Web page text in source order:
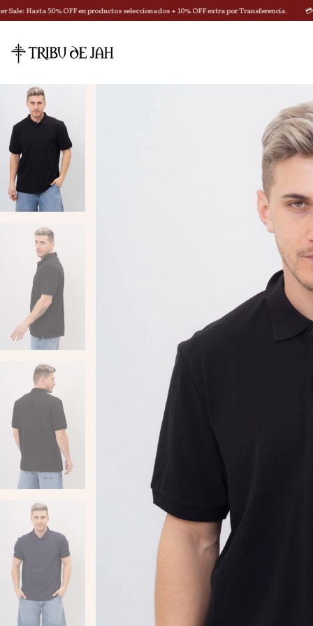
en productos seleccionados + 10% OFF extra por Transferencia. 💳 3 Cuotas Sin